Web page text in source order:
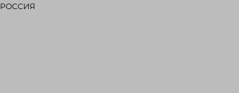
РОССИЯ